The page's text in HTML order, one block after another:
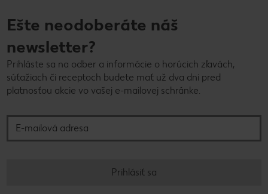
Ešte neodoberáte náš
newsletter?
Prihláste sa na odber a informácie o horúcich zľavách,
súťažiach či receptoch budete mať už dva dni pred
platnosťou akcie vo vašej e-mailovej schránke.
Prihlásiť sa